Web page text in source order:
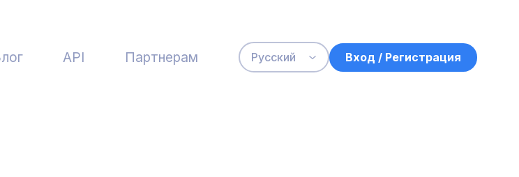
API Партнерам Русский Вход / Регистрация